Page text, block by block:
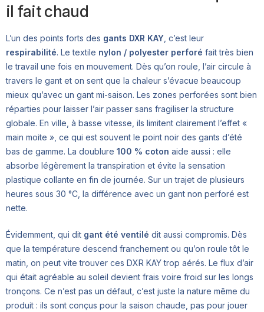
il fait chaud
L’un des points forts des gants DXR KAY , c’est leur
respirabilité. Le textile nylon / polyester perforé fait très bien
le travail une fois en mouvement. Dès qu’on roule, l’air circule à
travers le gant et on sent que la chaleur s’évacue beaucoup
mieux qu’avec un gant mi-saison. Les zones perforées sont bien
réparties pour laisser l’air passer sans fragiliser la structure
globale. En ville, à basse vitesse, ils limitent clairement l’effet «
main moite », ce qui est souvent le point noir des gants d’été
bas de gamme. La doublure 100 % coton aide aussi : elle
absorbe légèrement la transpiration et évite la sensation
plastique collante en fin de journée. Sur un trajet de plusieurs
heures sous 30 °C, la différence avec un gant non perforé est
nette.
Évidemment, qui dit gant été ventilé dit aussi compromis. Dès
que la température descend franchement ou qu’on roule tôt le
matin, on peut vite trouver ces DXR KAY trop aérés. Le flux d’air
qui était agréable au soleil devient frais voire froid sur les longs
tronçons. Ce n’est pas un défaut, c’est juste la nature même du
produit : ils sont conçus pour la saison chaude, pas pour jouer